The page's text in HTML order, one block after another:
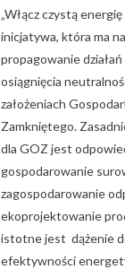
„Włącz czystą energię
inicjatywa, która ma
propagowanie działań
osiągnięcia
założeniach
Zamkniętego.
dla GOZ jest
gospodarowanie
zagospodarowanie
ekoprojektowanie
istotne jest dążenie
efektywności